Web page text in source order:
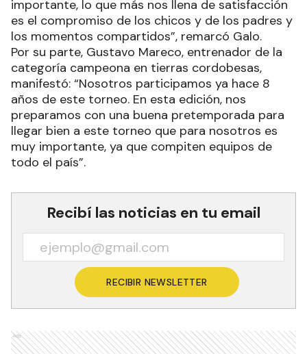
importante, lo que más nos llena de satisfacción
es el compromiso de los chicos y de los padres y
los momentos compartidos”, remarcó Galo.
Por su parte, Gustavo Mareco, entrenador de la
categoría campeona en tierras cordobesas,
manifestó: “Nosotros participamos ya hace 8
años de este torneo. En esta edición, nos
preparamos con una buena pretemporada para
llegar bien a este torneo que para nosotros es
muy importante, ya que compiten equipos de
todo el país”.
Recibí las noticias en tu email
RECIBIR NEWSLETTER
Ads